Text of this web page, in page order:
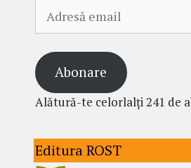
email
Abonare
Alătură-te celorlalți 241 de
Editura ROST